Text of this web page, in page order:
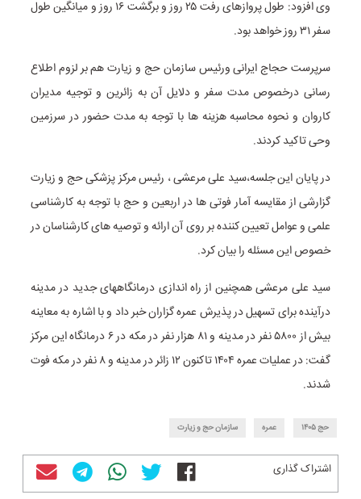
وی افزود: طول پروازهای رفت ۲۵ روز و برگشت ۱۶ روز و میانگین طول
سفر ۳۱ روز خواهد بود.
سرپرست حجاج ایرانی ورئیس سازمان حج و زیارت هم بر لزوم اطلاع
رسانی درخصوص مدت سفر و دلایل آن به زائرین و توجیه مدیران
کاروان و نحوه محاسبه هزینه ها با توجه به مدت حضور در سرزمین
وحی تاکید کردند.
در پایان این جلسه،سید علی مرعشی ، رئیس مرکز پزشکی حج و زیارت
گزارشی از مقایسه آمار فوتی ها در اربعین و حج با توجه به کارشناسی
علمی و عوامل تعیین کننده بر روی آن ارائه و توصیه های کارشناسان در
خصوص این مسئله را بیان کرد.
سید علی مرعشی همچنین از راه اندازی درمانگاههای جدید در مدینه
درآینده برای تسهیل در پذیرش عمره گزاران خبر داد و با اشاره به معاینه
بیش از ۵۸۰۰ نفر در مدینه و ۸۱ هزار نفر در مکه در ۶ درمانگاه این مرکز
گفت: در عملیات عمره ۱۴۰۴ تاکنون ۱۲ زائر در مدینه و ۸ نفر در مکه فوت
شدند.
حج ۱۴۰۵ عمره سازمان حج و زیارت
اشتراک گذاری